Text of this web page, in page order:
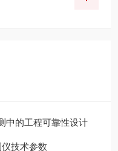
中的工程可靠性设计
技术参数